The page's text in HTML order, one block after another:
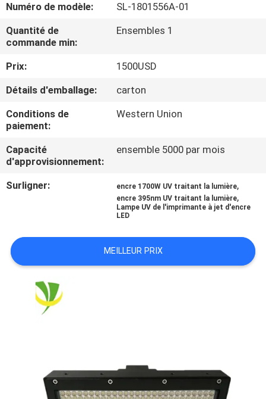
VISITE
CONTRÔLE
DE
QUALITÉ
CONTACTEZ-
NOUS
DEMANDEZ
CITATION
Numéro de modèle:
SL-1801556A-01
Quantité de
commande min:
Ensembles 1
Prix:
1500USD
Détails d'emballage:
carton
Conditions de
paiement:
Western Union
Capacité
d'approvisionnement:
ensemble 5000 par mois
Surligner: encre 1700W UV traitant la lumière,
encre 395nm UV traitant la lumière,
Lampe UV de l'imprimante à jet d'encre
LED
MEILLEUR PRIX